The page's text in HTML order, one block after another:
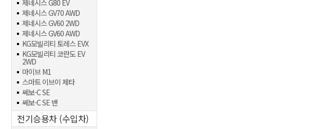
제네시스 G80 EV
제네시스 GV70 AWD
제네시스 GV60 2WD
제네시스 GV60 AWD
KG모빌리티 토레스 EVX
KG모빌리티 코란도 EV
2WD
마이브 M1
스마트 이브이 제타
쎄보-C SE
쎄보-C SE 밴
전기승용차 (수입차)